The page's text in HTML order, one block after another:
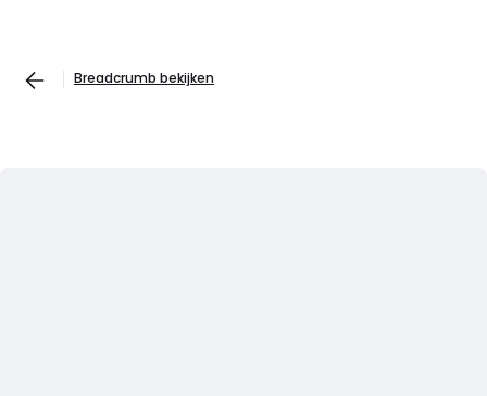
Breadcrumb bekijken